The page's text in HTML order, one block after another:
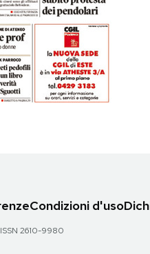
Condizioni d'uso
2610-9980